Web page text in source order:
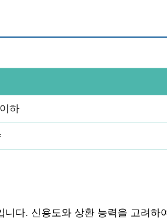
하
다. 신용도와 상환 능력을 고려하